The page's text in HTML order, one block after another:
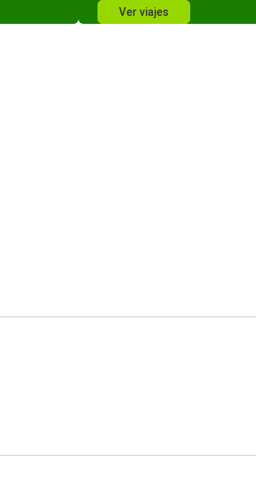
Ver viajes